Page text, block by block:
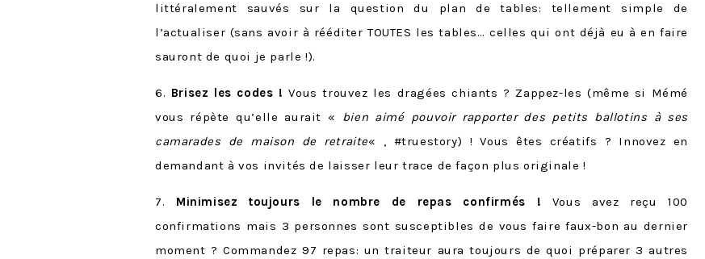
littéralement sauvés sur la question du plan de tables: tellement simple de
l’actualiser (sans avoir à rééditer TOUTES les tables… celles qui ont déjà eu à en faire
sauront de quoi je parle !).
6. Brisez les codes ! Vous trouvez les dragées chiants ? Zappez-les (même si Mémé
vous répète qu’elle aurait « bien aimé pouvoir rapporter des petits ballotins à ses
camarades de maison de retraite« , #truestory) ! Vous êtes créatifs ? Innovez en
demandant à vos invités de laisser leur trace de façon plus originale !
7. Minimisez toujours le nombre de repas confirmés ! Vous avez reçu 100
confirmations mais 3 personnes sont susceptibles de vous faire faux-bon au dernier
moment ? Commandez 97 repas: un traiteur aura toujours de quoi préparer 3 autres